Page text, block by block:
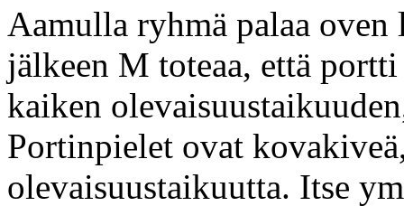
Aamulla ryhmä palaa
jälkeen M toteaa, että
kaiken
Portinpielet ovat
olevaisuustaikuutta. Itse